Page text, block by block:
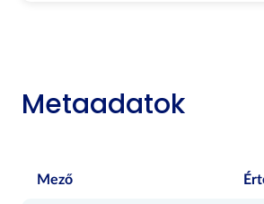
Metaadatok
Mező